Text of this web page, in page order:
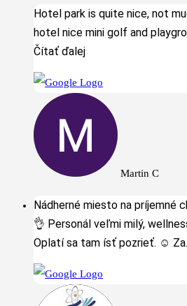
Hotel park is quite nice, not
hotel nice mini golf and
Čítať ďalej
Martin C
Nádherné miesto na príjemné
👌 Personál veľmi milý,
Oplatí sa tam ísť pozrieť. ☺️ Za